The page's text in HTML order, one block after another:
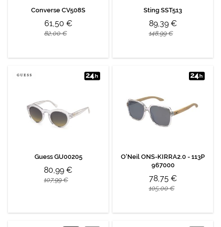
Converse CV508S
61,50 €
82,00 €
Sting SST513
89,39 €
148,99 €
Guess GU00205
80,99 €
107,99 €
O'Neil ONS-KIRRA2.0 - 113P
967000
78,75 €
105,00 €